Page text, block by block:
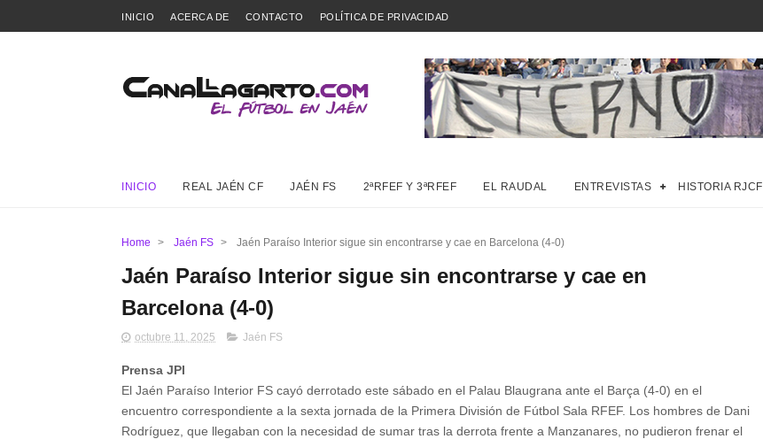
INICIO ACERCA DE CONTACTO POLÍTICA DE PRIVACIDAD
INICIO REAL JAÉN CF JAÉN FS 2ªRFEF Y 3ªRFEF EL RAUDAL ENTREVISTAS HISTORIA RJCF
Home > Jaén FS > Jaén Paraíso Interior sigue sin encontrarse y cae en Barcelona (4-0)
Jaén Paraíso Interior sigue sin encontrarse y cae en
Barcelona (4-0)
octubre 11, 2025 Jaén FS
Prensa JPI
El Jaén Paraíso Interior FS cayó derrotado este sábado en el Palau Blaugrana ante el Barça (4-0) en el
encuentro correspondiente a la sexta jornada de la Primera División de Fútbol Sala RFEF. Los hombres de Dani
Rodríguez, que llegaban con la necesidad de sumar tras la derrota frente a Manzanares, no pudieron frenar el